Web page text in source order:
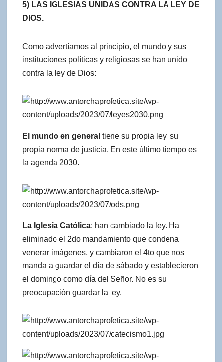
5) LAS IGLESIAS UNIDAS CONTRA LA LEY DE
DIOS.
Como advertíamos al principio, el mundo y sus
instituciones políticas y religiosas se han unido
contra la ley de Dios:
El mundo en general tiene su propia ley, su
propia norma de justicia. En este último tiempo es
la agenda 2030.
La Iglesia Católica: han cambiado la ley. Ha
eliminado el 2do mandamiento que condena
venerar imágenes, y cambiaron el 4to que nos
manda a guardar el día de sábado y establecieron
el domingo como día del Señor. No es su
preocupación guardar la ley.